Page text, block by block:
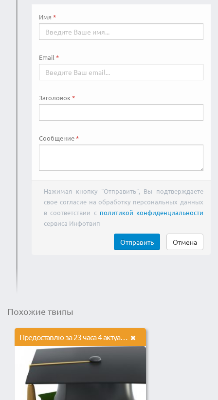
Имя
Email
Заголовок
Сообщение
Нажимая кнопку "Отправить", Вы подтверждаете
свое согласие на обработку персональных данных
в соответствии с политикой конфиденциальности
сервиса Инфотвип
Отправить Отмена
Похожие твипы
Предоставлю за 23 часа 4 актуальные выписки из егрюл/егрип/кфх